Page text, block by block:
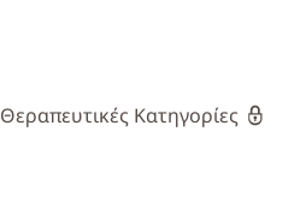
Θεραπευτικές Κατηγορίες